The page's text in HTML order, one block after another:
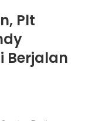
Plt
Berjalan